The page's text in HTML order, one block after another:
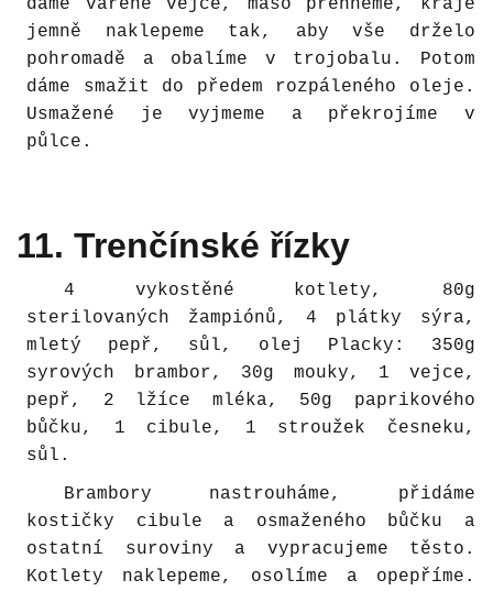
jemně naklepeme tak, aby vše drželo
pohromadě a obalíme v trojobalu. Potom
dáme smažit do předem rozpáleného oleje.
Usmažené je vyjmeme a překrojíme v
půlce.
11. Trenčínské řízky
4 vykostěné kotlety, 80g
sterilovaných žampiónů, 4 plátky sýra,
mletý pepř, sůl, olej Placky: 350g
syrových brambor, 30g mouky, 1 vejce,
pepř, 2 lžíce mléka, 50g paprikového
bůčku, 1 cibule, 1 stroužek česneku,
sůl.
Brambory nastrouháme, přidáme
kostičky cibule a osmaženého bůčku a
ostatní suroviny a vypracujeme těsto.
Kotlety naklepeme, osolíme a opepříme.